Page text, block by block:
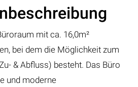
mit ca. 16,0m²
bei dem die Möglichkeit zum
& Abfluss) besteht. Das Büro
und moderne